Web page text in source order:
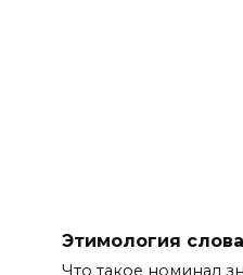
Этимология